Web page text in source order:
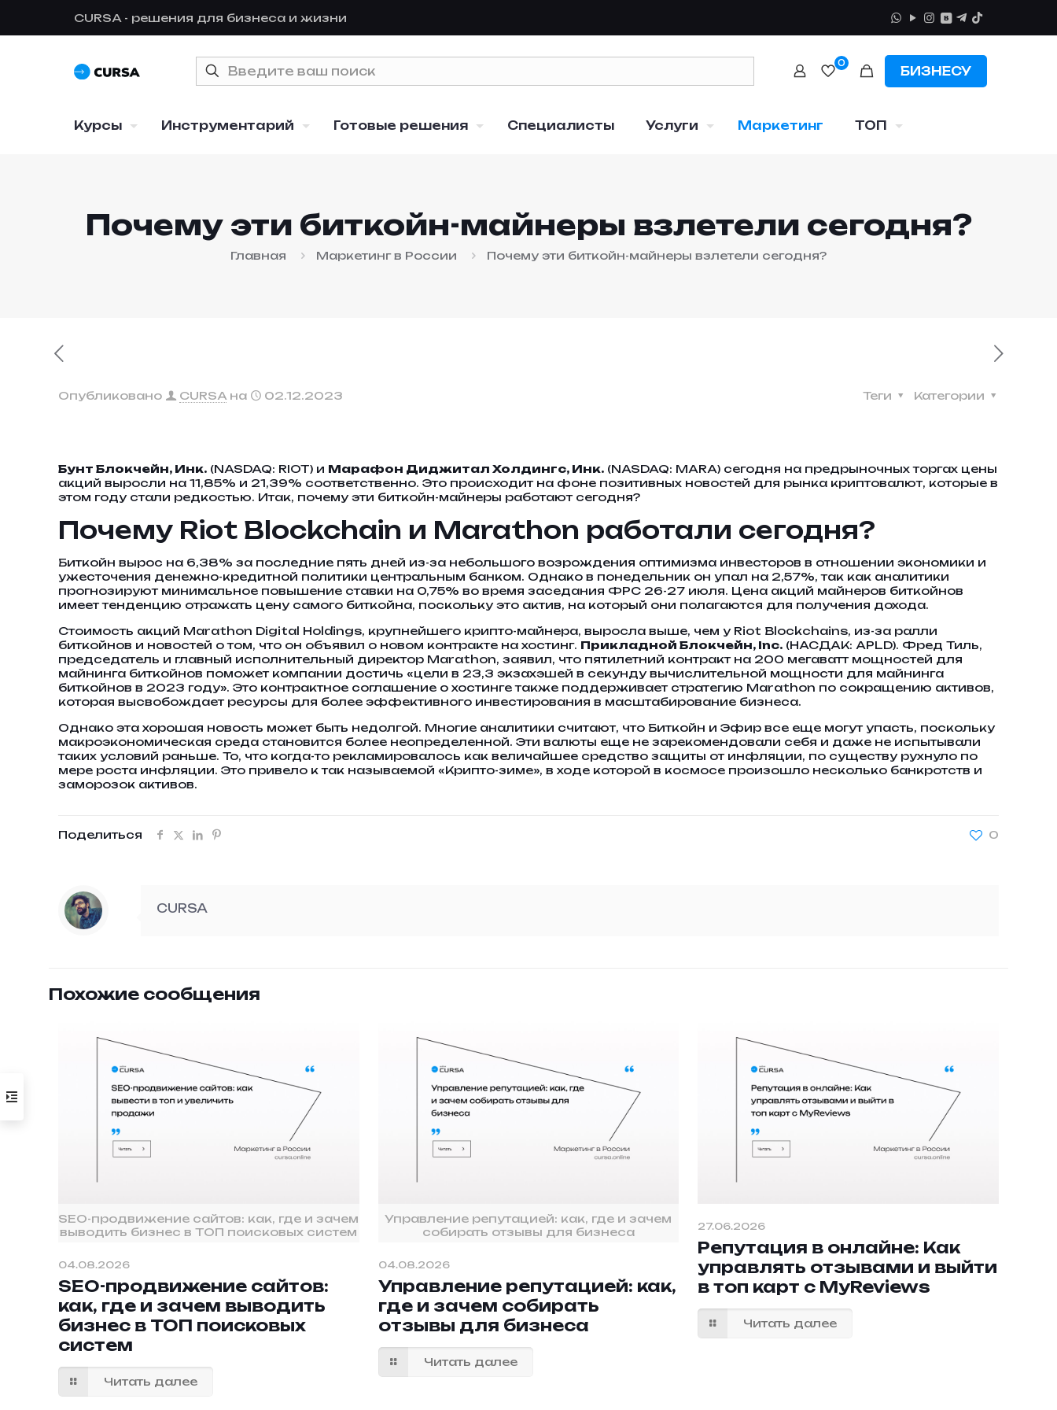
CURSA - решения для бизнеса и жизни
0
БИЗНЕСУ
Курсы Инструментарий Готовые решения Специалисты Услуги Маркетинг ТОП
Почему эти биткойн-майнеры взлетели сегодня?
Главная Маркетинг в России Почему эти биткойн-майнеры взлетели сегодня?
Опубликовано CURSA на 02.12.2023 Категории
Теги
Бунт Блокчейн, Инк. (NASDAQ: RIOT) и Марафон Диджитал Холдингс, Инк. (NASDAQ: MARA) сегодня на предрыночных торгах цены
акций выросли на 11,85% и 21,39% соответственно. Это происходит на фоне позитивных новостей для рынка криптовалют, которые в
этом году стали редкостью. Итак, почему эти биткойн-майнеры работают сегодня?
Почему Riot Blockchain и Marathon работали сегодня?
Биткойн вырос на 6,38% за последние пять дней из-за небольшого возрождения оптимизма инвесторов в отношении экономики и
ужесточения денежно-кредитной политики центральным банком. Однако в понедельник он упал на 2,57%, так как аналитики
прогнозируют минимальное повышение ставки на 0,75% во время заседания ФРС 26-27 июля. Цена акций майнеров биткойнов
имеет тенденцию отражать цену самого биткойна, поскольку это актив, на который они полагаются для получения дохода.
Стоимость акций Marathon Digital Holdings, крупнейшего крипто-майнера, выросла выше, чем у Riot Blockchains, из-за ралли
биткойнов и новостей о том, что он объявил о новом контракте на хостинг. Прикладной Блокчейн, Inc. (НАСДАК: APLD). Фред Тиль,
председатель и главный исполнительный директор Marathon, заявил, что пятилетний контракт на 200 мегаватт мощностей для
майнинга биткойнов поможет компании достичь «цели в 23,3 экзахэшей в секунду вычислительной мощности для майнинга
биткойнов в 2023 году». Это контрактное соглашение о хостинге также поддерживает стратегию Marathon по сокращению активов,
которая высвобождает ресурсы для более эффективного инвестирования в масштабирование бизнеса.
Однако эта хорошая новость может быть недолгой. Многие аналитики считают, что Биткойн и Эфир все еще могут упасть, поскольку
макроэкономическая среда становится более неопределенной. Эти валюты еще не зарекомендовали себя и даже не испытывали
таких условий раньше. То, что когда-то рекламировалось как величайшее средство защиты от инфляции, по существу рухнуло по
мере роста инфляции. Это привело к так называемой «Крипто-зиме», в ходе которой в космосе произошло несколько банкротств и
заморозок активов.
Поделиться 0
CURSA
Похожие сообщения
SEO-продвижение сайтов: как, где и зачем
выводить бизнес в ТОП поисковых систем
04.08.2026
SEO-продвижение сайтов:
как, где и зачем выводить
бизнес в ТОП поисковых
систем
Читать далее
Управление репутацией: как, где и зачем
собирать отзывы для бизнеса
04.08.2026
Управление репутацией: как,
где и зачем собирать
отзывы для бизнеса
Читать далее
27.06.2026
Репутация в онлайне: Как
управлять отзывами и выйти
в топ карт с MyReviews
Читать далее